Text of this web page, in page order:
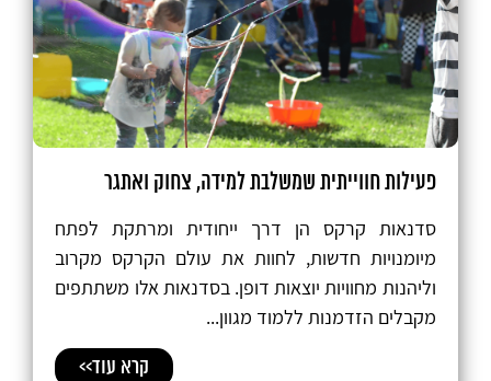
פעילות חווייתית שמשלבת למידה, צחוק ואתגר
סדנאות קרקס הן דרך ייחודית ומרתקת לפתח
מיומנויות חדשות, לחוות את עולם הקרקס מקרוב
וליהנות מחוויות יוצאות דופן. בסדנאות אלו משתתפים
מקבלים הזדמנות ללמוד מגוון...
קרא עוד>>